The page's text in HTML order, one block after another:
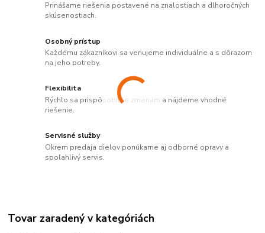
Prinášame riešenia postavené na znalostiach a dlhoročných
skúsenostiach.
Osobný prístup
Každému zákazníkovi sa venujeme individuálne a s dôrazom
na jeho potreby.
Flexibilita
Rýchlo sa prispôsobíme zmenám a nájdeme vhodné
riešenie.
Servisné služby
Okrem predaja dielov ponúkame aj odborné opravy a
spoľahlivý servis.
Tovar zaradený v kategóriách